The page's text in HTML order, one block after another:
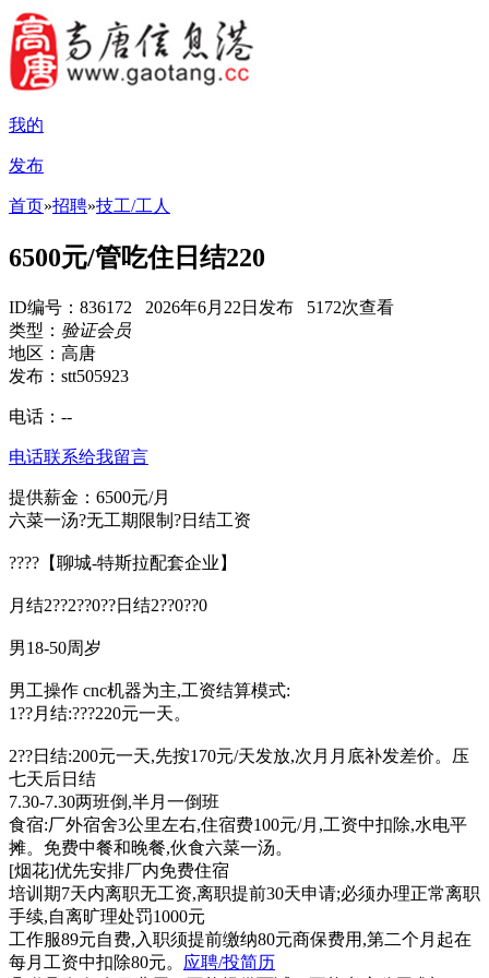
我的
发布
首页»招聘»技工/工人
6500元/管吃住日结220
ID编号：836172 2026年6月22日发布 5172次查看
类型： 验证会员
地区：高唐
发布：stt505923
电话： --
电话联系给我留言
提供薪金：6500元/月
六菜一汤?无工期限制?日结工资
????【聊城-特斯拉配套企业】
月结2??2??0??日结2??0??0
男18-50周岁
男工操作 cnc机器为主,工资结算模式:
1??月结:???220元一天。
2??日结:200元一天,先按170元/天发放,次月月底补发差价。压
七天后日结
7.30-7.30两班倒,半月一倒班
食宿:厂外宿舍3公里左右,住宿费100元/月,工资中扣除,水电平
摊。免费中餐和晚餐,伙食六菜一汤。
[烟花]优先安排厂内免费住宿
培训期7天内离职无工资,离职提前30天申请;必须办理正常离职
手续,自离旷理处罚1000元
工作服89元自费,入职须提前缴纳80元商保费用,第二个月起在
每月工资中扣除80元。 应聘/投简历